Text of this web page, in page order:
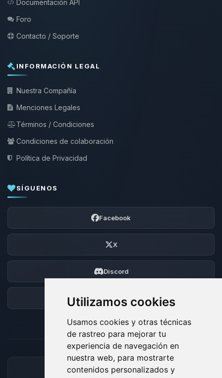
Utilizamos cookies
Usamos cookies y otras técnicas
de rastreo para mejorar tu
experiencia de navegación en
nuestra web, para mostrarte
contenidos personalizados y
Documentación API
Foro
Contacto / Soporte
INFORMACIÓN LEGAL
Nuestra Compañía
Menciones Legales
Términos / Condiciones
Condiciones de colaboración
Política de Privacidad
SÍGUENOS
Facebook
X
Discord
Foro
MÉTODOS DE PAGO ACEPTADOS